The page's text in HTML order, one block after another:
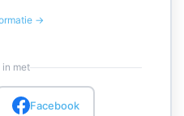
→
in met
Facebook